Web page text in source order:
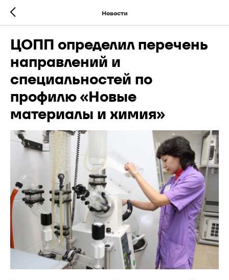
Новости
ЦОПП определил перечень
направлений и
специальностей по
профилю «Новые
материалы и химия»